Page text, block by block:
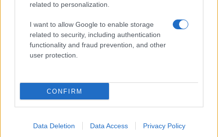
related to personalization.
I want to allow Google to enable storage
related to security, including authentication
functionality and fraud prevention, and other
user protection.
CONFIRM
Data Deletion Data Access Privacy Policy
rivoluzionando la moda